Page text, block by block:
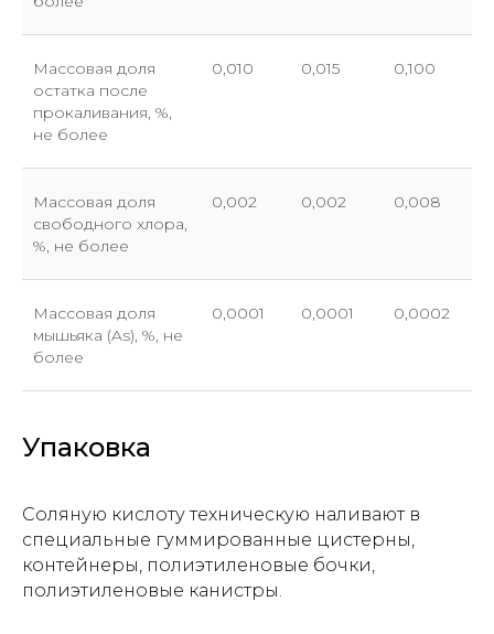
Массовая доля
остатка после
прокаливания, %,
не более
0,010 0,015 0,100
Массовая доля
свободного хлора,
%, не более
0,002 0,002 0,008
Массовая доля
мышьяка (As), %, не
более
0,0001 0,0001 0,0002
Упаковка
Соляную кислоту техническую наливают в
специальные гуммированные цистерны,
контейнеры, полиэтиленовые бочки,
полиэтиленовые канистры.
Отправить заявку